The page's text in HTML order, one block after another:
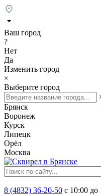
Ваш город
?
Нет
Да
Изменить город
×
Выберите город
Брянск
Воронеж
Курск
Липецк
Орёл
Москва
8 (4832) 36-20-50 с 10:00 до